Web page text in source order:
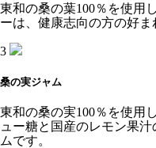
東和の桑の葉100％を使用
ーは、健康志向の方の好ま
3
桑の実ジャム
東和の桑の実100％を使用
ュー糖と国産のレモン果
ムです。